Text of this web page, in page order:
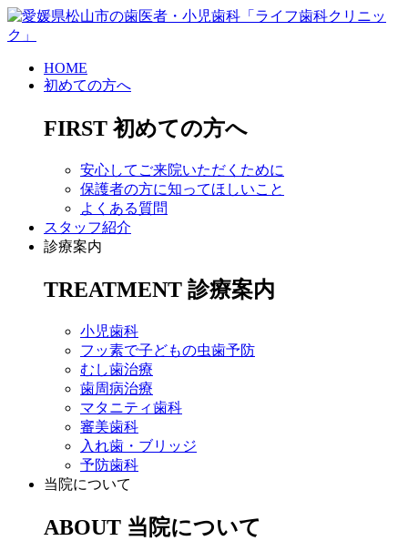
HOME
初めての方へ
FIRST 初めての方へ
安心してご来院いただくために
保護者の方に知ってほしいこと
よくある質問
スタッフ紹介
診療案内
TREATMENT 診療案内
小児歯科
フッ素で子どもの虫歯予防
むし歯治療
歯周病治療
マタニティ歯科
審美歯科
入れ歯・ブリッジ
予防歯科
当院について
ABOUT 当院について